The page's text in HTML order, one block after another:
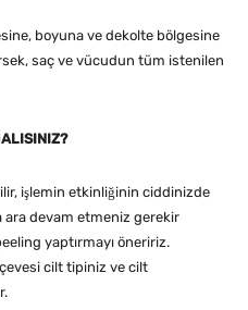
boyuna ve dekolte bölgesine
saç ve vücudun tüm istenilen
işlemin etkinliğinin ciddinizde
ara devam etmeniz gerekir
yaptırmayı öneririz.
cilt tipiniz ve cilt